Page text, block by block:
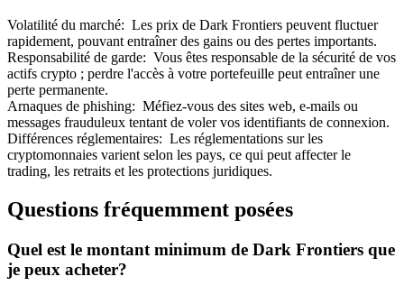
Parrainage
Invitez un ami pour recevoir des récompenses en espèces
BTC Welcome Rewards
Volatilité du marché: Les prix de Dark Frontiers peuvent fluctuer
rapidement, pouvant entraîner des gains ou des pertes importants.
Responsabilité de garde: Vous êtes responsable de la sécurité de vos
actifs crypto ; perdre l'accès à votre portefeuille peut entraîner une
perte permanente.
Arnaques de phishing: Méfiez-vous des sites web, e-mails ou
messages frauduleux tentant de voler vos identifiants de connexion.
Différences réglementaires: Les réglementations sur les
cryptomonnaies varient selon les pays, ce qui peut affecter le
trading, les retraits et les protections juridiques.
Questions fréquemment posées
Quel est le montant minimum de Dark Frontiers que
je peux acheter?